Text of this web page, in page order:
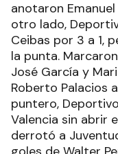
anotaron
otro lado,
Ceibas por 3 a 1,
la punta.
José García y
Roberto Palacios
puntero,
Valencia sin abrir
derrotó a